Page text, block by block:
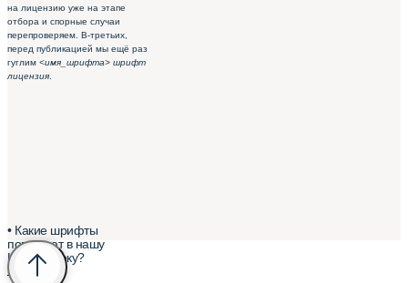
на лицензию уже на этапе
отбора и спорные случаи
перепроверяем. В-третьих,
перед публикацией мы ещё раз
гуглим <имя_шрифта> шрифт
лицензия
• Какие шрифты
попадают в нашу
Шрифтотеку?
–